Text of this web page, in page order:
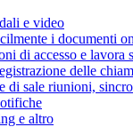
e video
i documenti
di accesso e lavora
delle
di sale riunioni,
e altro